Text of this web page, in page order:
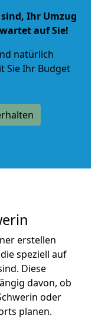
Ihr Umzug
auf Sie!
natürlich
Sie Ihr Budget
erstellen
speziell auf
Diese
davon, ob
oder
planen.